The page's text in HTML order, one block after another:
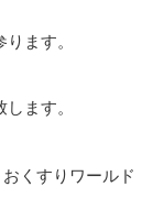
ます。
ます。
おくすりワールド